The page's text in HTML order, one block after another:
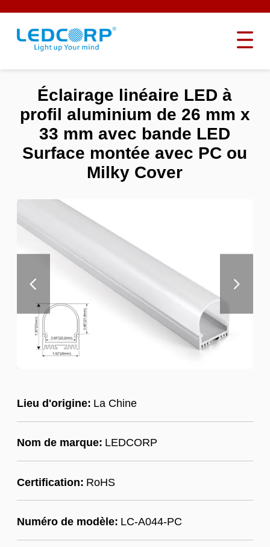
Lieu d'origine: La Chine
Nom de marque: LEDCORP
Certification: RoHS
Numéro de modèle: LC-A044-PC
Éclairage linéaire LED à
profil aluminium de 26 mm x
33 mm avec bande LED
Surface montée avec PC ou
Milky Cover